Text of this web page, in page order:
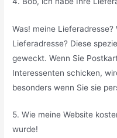
Was! meine
Lieferadresse? Diese
geweckt. Wenn Sie
Interessenten schicken,
besonders wenn Sie sie
5. Wie meine Website
wurde!